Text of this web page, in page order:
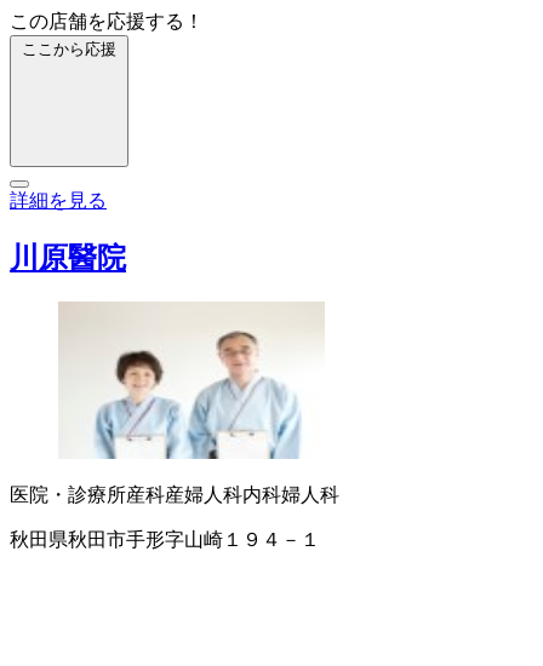
この店舗を応援する！
ここから応援
詳細を見る
川原醫院
医院・診療所産科産婦人科内科婦人科
秋田県秋田市手形字山崎１９４－１